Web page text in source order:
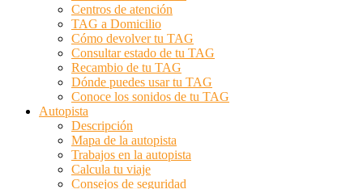
Centros de atención
TAG a Domicilio
Cómo devolver tu TAG
Consultar estado de tu TAG
Recambio de tu TAG
Dónde puedes usar tu TAG
Conoce los sonidos de tu TAG
Autopista
Descripción
Mapa de la autopista
Trabajos en la autopista
Calcula tu viaje
Consejos de seguridad